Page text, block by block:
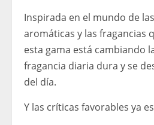
Inspirada en el mundo de
aromáticas y las fragancias
esta gama está cambiando
fragancia diaria dura y se
del día.
Y las críticas favorables ya